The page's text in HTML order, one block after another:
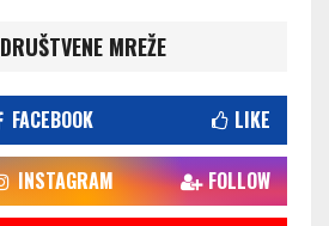
DRUŠTVENE MREŽE
FACEBOOK LIKE
INSTAGRAM FOLLOW